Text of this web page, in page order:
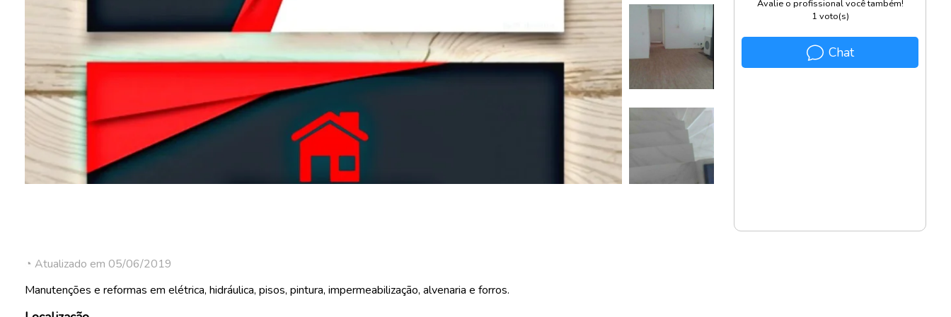
Avalie o profissional você também!
1 voto(s)
Chat
◔ Atualizado em 05/06/2019
Manutenções e reformas em elétrica, hidráulica, pisos, pintura, impermeabilização, alvenaria e forros.